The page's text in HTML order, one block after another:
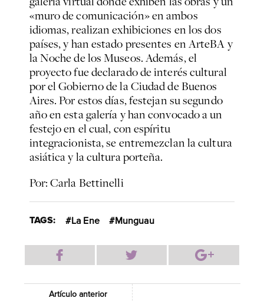
«muro de comunicación» en ambos
idiomas, realizan exhibiciones en los dos
países, y han estado presentes en ArteBA y
la Noche de los Museos. Además, el
proyecto fue declarado de interés cultural
por el Gobierno de la Ciudad de Buenos
Aires. Por estos días, festejan su segundo
año en esta galería y han convocado a un
festejo en el cual, con espíritu
integracionista, se entremezclan la cultura
asiática y la cultura porteña.
Por: Carla Bettinelli
TAGS: La Ene Munguau
Artículo anterior